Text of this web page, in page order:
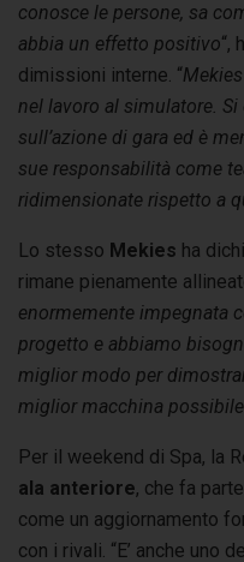
conosce le persone, sa
abbia un effetto positivo“,
dimissioni interne. “
nel lavoro al simulatore.
sull’azione di gara ed è
sue responsabilità come
ridimensionate rispetto a
Lo stesso Mekies ha
rimane pienamente
enormemente impegnata
progetto e abbiamo
miglior modo per
miglior macchina possibile
Per il weekend di Spa, la
ala anteriore, che fa
come un aggiornamento
con i rivali. “E’ anche uno